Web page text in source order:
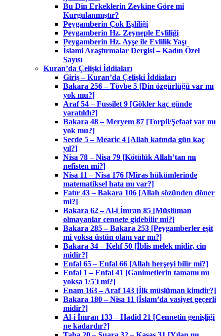
Bu Din Erkeklerin Zevkine Göre mi
Kurgulanmıştır?
Peygamberin Çok Eşliliği
Peygamberin Hz. Zeyneple Evliliği
Peygamberin Hz. Ayşe ile Evlilik Yaşı
İslami Araştırmalar Dergisi – Kadın Özel
Sayısı
Kuran’da Çelişki İddiaları
Giriş – Kuran’da Çelişki İddiaları
Bakara 256 – Tövbe 5 [Din özgürlüğü var mı
yok mu?]
Araf 54 – Fussilet 9 [Gökler kaç günde
yaratıldı?]
Bakara 48 – Meryem 87 [Torpil/Şefaat var mı
yok mu?]
Secde 5 – Mearic 4 [Allah katında gün kaç
yıl?]
Nisa 78 – Nisa 79 [Kötülük Allah’tan mı
nefisten mi?]
Nisa 11 – Nisa 176 [Miras hükümlerinde
matematiksel hata mı var?]
Fatır 43 – Bakara 106 [Allah sözünden döner
mi?]
Bakara 62 – Al-i İmran 85 [Müslüman
olmayanlar cennete gidebilir mi?]
Bakara 285 – Bakara 253 [Peygamberler eşit
mi yoksa üstün olanı var mı?]
Bakara 34 – Kehf 50 [İblis melek midir, cin
midir?]
Enfal 65 – Enfal 66 [Allah herşeyi bilir mi?]
Enfal 1 – Enfal 41 [Ganimetlerin tamamı mı
yoksa 1/5′i mi?]
Enam 163 – Araf 143 [İlk müslüman kimdir?]
Bakara 180 – Nisa 11 [İslam’da vasiyet geçerli
midir?]
Al-i İmran 133 – Hadid 21 [Cennetin genişliği
ne kadardır?]